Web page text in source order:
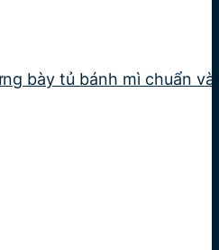
bày tủ bánh mì chuẩn và